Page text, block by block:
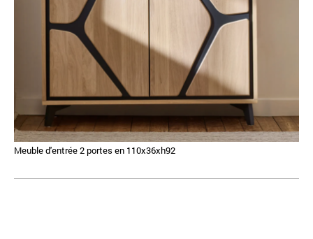
Meuble d'entrée 2 portes en 110x36xh92